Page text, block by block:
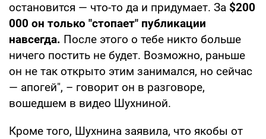
остановится — что-то да и придумает. За $200
000 он только "стопает" публикации
навсегда. После этого о тебе никто больше
ничего постить не будет. Возможно, раньше
он не так открыто этим занимался, но сейчас
— апогей", – говорит он в разговоре,
вошедшем в видео Шухниной.
Кроме того, Шухнина заявила, что якобы от